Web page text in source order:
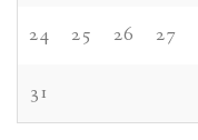
24 25 26 27
31